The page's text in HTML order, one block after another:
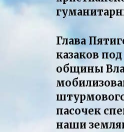
Глава
казаков
общины
штурмового
пасочек
наши